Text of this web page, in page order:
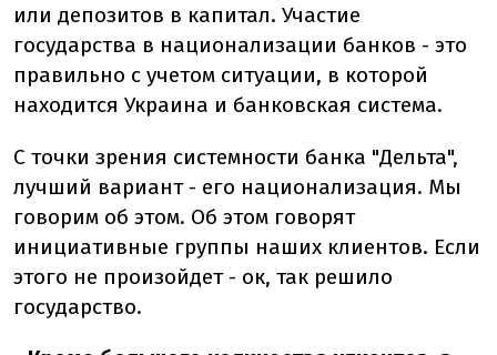
или депозитов в капитал. Участие
государства в национализации банков - это
правильно с учетом ситуации, в которой
находится Украина и банковская система.
С точки зрения системности банка "Дельта",
лучший вариант - его национализация. Мы
говорим об этом. Об этом говорят
инициативные группы наших клиентов. Если
этого не произойдет - ок, так решило
государство.